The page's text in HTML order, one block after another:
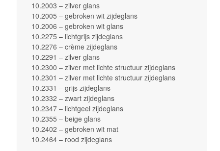
10.2003 – zilver glans
10.2005 – gebroken wit zijdeglans
10.2006 – gebroken wit glans
10.2275 – lichtgrijs zijdeglans
10.2276 – crème zijdeglans
10.2291 – zilver glans
10.2300 – zilver met lichte structuur zijdeglans
10.2301 – zilver met lichte structuur zijdeglans
10.2331 – grijs zijdeglans
10.2332 – zwart zijdeglans
10.2347 – lichtgeel zijdeglans
10.2355 – beige glans
10.2402 – gebroken wit mat
10.2464 – rood zijdeglans